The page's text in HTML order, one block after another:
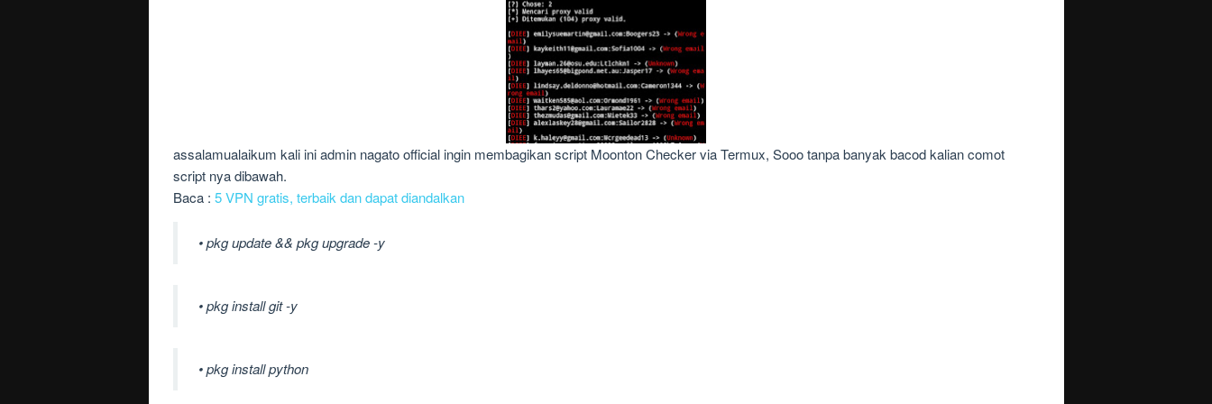
assalamualaikum kali ini admin nagato official ingin membagikan script Moonton Checker via Termux, Sooo tanpa banyak bacod kalian comot
script nya dibawah.
Baca : 5 VPN gratis, terbaik dan dapat diandalkan
• pkg update && pkg upgrade -y
• pkg install git -y
• pkg install python